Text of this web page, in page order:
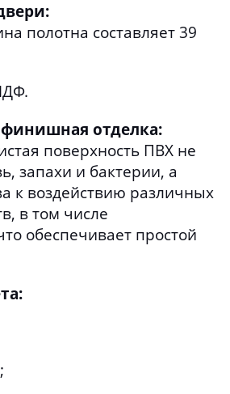
полотна составляет 39
финишная отделка:
поверхность ПВХ не
запахи и бактерии, а
к воздействию различных
в том числе
обеспечивает простой